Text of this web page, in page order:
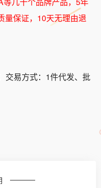
量保证，10天无理由退
交易方式： 1件代发、批